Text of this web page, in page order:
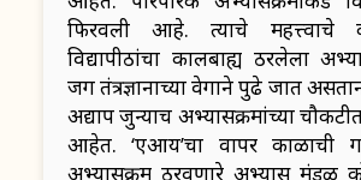
फिरवली आहे. त्याचे महत्त्वाचे
विद्यापीठांचा कालबाह्य ठरलेला
जग तंत्रज्ञानाच्या वेगाने पुढे जात
अद्याप जुन्याच अभ्यासक्रमांच्या
आहेत. ‘एआय’चा वापर काळाची
अभ्यासक्रम ठरवणारे अभ्यास मंडळ